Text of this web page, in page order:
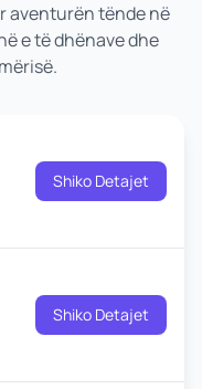
aventurën tënde në
e të dhënave dhe
Shiko Detajet
Shiko Detajet